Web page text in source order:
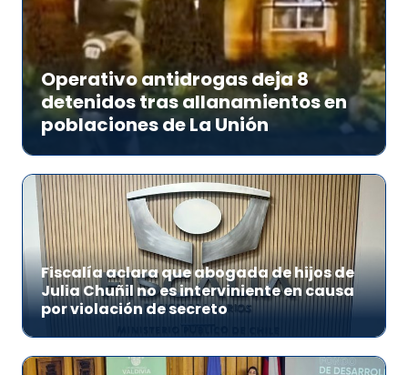
Operativo antidrogas deja 8
detenidos tras allanamientos en
poblaciones de La Unión
Fiscalía aclara que abogada de hijos de
Julia Chuñil no es interviniente en causa
por violación de secreto